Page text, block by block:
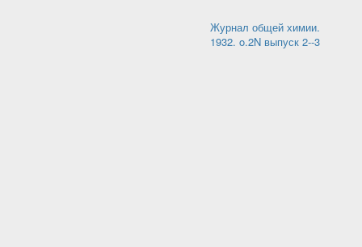
Журнал общей химии.
1932. o.2N выпуск 2--3